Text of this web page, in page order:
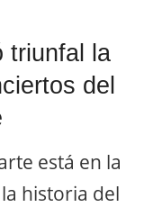
triunfal la
del
está en la
historia del